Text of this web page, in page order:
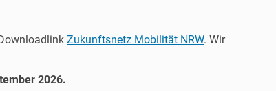
Zukunftsnetz Mobilität NRW. Wir
2026.